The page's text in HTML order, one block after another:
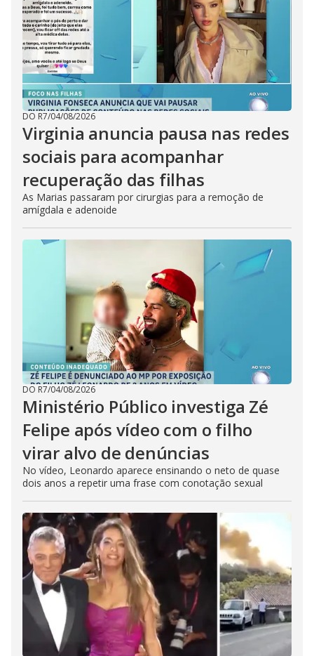
DO R7/04/08/2026
Virginia anuncia pausa nas redes
sociais para acompanhar
recuperação das filhas
As Marias passaram por cirurgias para a remoção de
amígdala e adenoide
DO R7/04/08/2026
Ministério Público investiga Zé
Felipe após vídeo com o filho
virar alvo de denúncias
No vídeo, Leonardo aparece ensinando o neto de quase
dois anos a repetir uma frase com conotação sexual